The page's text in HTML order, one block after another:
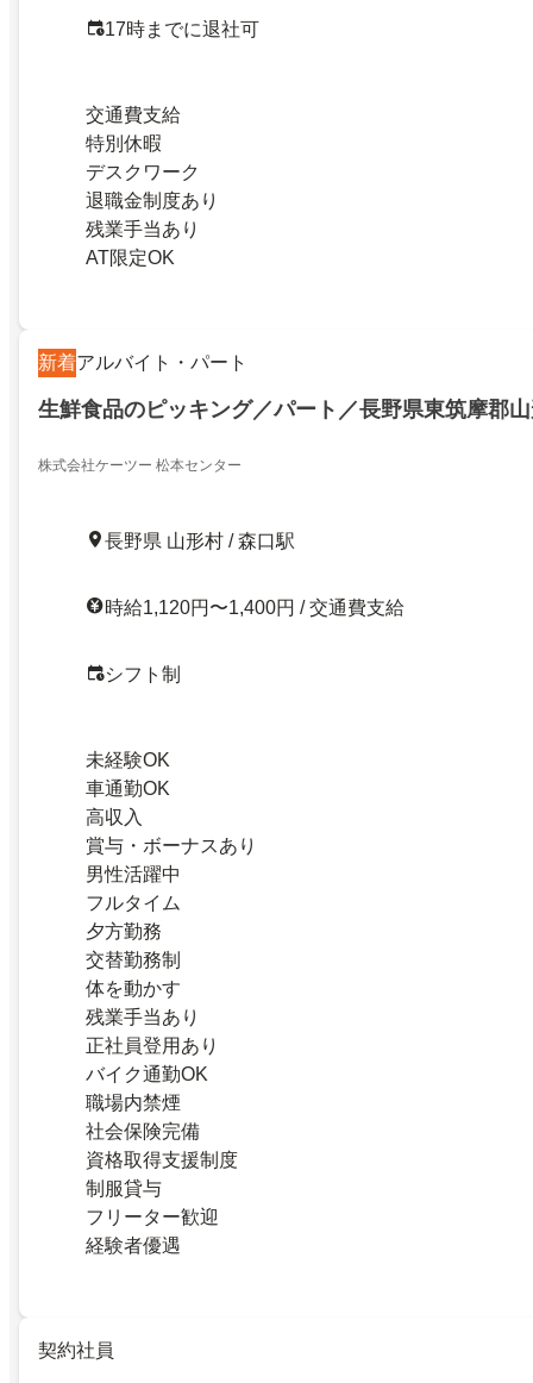
17時までに退社可
交通費支給
特別休暇
デスクワーク
退職金制度あり
残業手当あり
AT限定OK
新着アルバイト・パート
生鮮食品のピッキング／パート／長野県東筑摩郡
株式会社ケーツー 松本センター
長野県 山形村 / 森口駅
時給1,120円〜1,400円 / 交通費支給
シフト制
未経験OK
車通勤OK
高収入
賞与・ボーナスあり
男性活躍中
フルタイム
夕方勤務
交替勤務制
体を動かす
残業手当あり
正社員登用あり
バイク通勤OK
職場内禁煙
社会保険完備
資格取得支援制度
制服貸与
フリーター歓迎
経験者優遇
契約社員